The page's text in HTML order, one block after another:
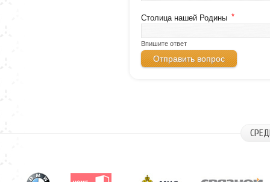
Столица нашей Родины *
Впишите ответ